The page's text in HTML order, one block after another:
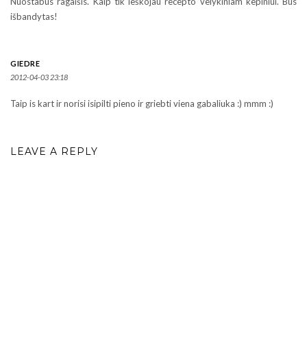
išbandytas!
GIEDRE
2012-04-03 23:18
Taip is kart ir norisi isipilti pieno ir griebti viena gabaliuka :) mmm :)
LEAVE A REPLY